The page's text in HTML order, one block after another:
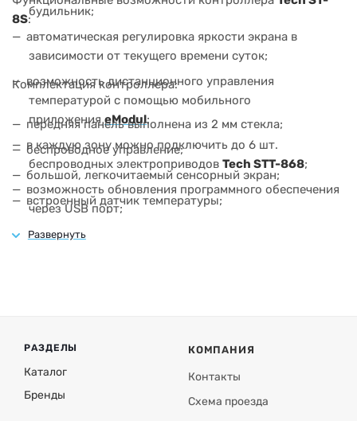
8S:
будильник;
автоматическая регулировка яркости экрана в
зависимости от текущего времени суток;
возможность дистанционного управления
температурой с помощью мобильного
приложенияeModul;
в каждую зону можно подключить до 6 шт.
беспроводных электроприводов Tech STT-868;
возможность обновления программного обеспечения
через USB порт;
каждая из зон может иметь свой собственный
Комплектация контроллера:
передняя панель выполнена из 2 мм стекла;
беспроводное управление;
большой, легкочитаемый сенсорный экран;
встроенный датчик температуры;
РАЗДЕЛЫ
Каталог
Бренды
КОМПАНИЯ
Контакты
Схема проезда